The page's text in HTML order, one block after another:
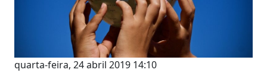
quarta-feira, 24 abril 2019 14:10